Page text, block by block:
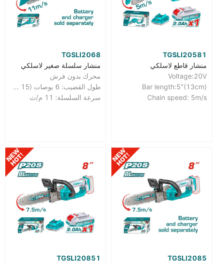
TGSLI20581
منشار قاطع لاسلكي
Voltage:20V
Bar length:5"(13cm)
Chain speed: 5m/s
TGSLI2068
منشار سلسلة صغير لاسلكي
محرك بدون فرش
طول القضيب: 6 بوصات (15 سم)
سرعة السلسلة: 11 م/ث
TGSLI2085
TGSLI20851